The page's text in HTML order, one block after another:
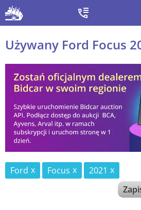
Używany Ford Focus
Ford Focus
2021